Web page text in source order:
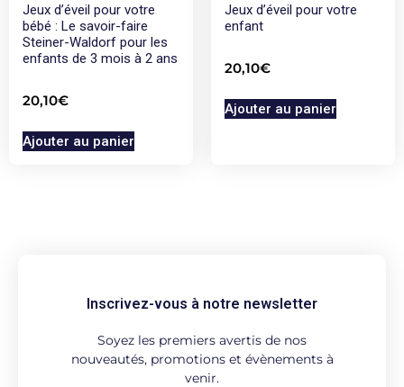
Jeux d’éveil pour votre
bébé : Le savoir-faire
Steiner-Waldorf pour les
enfants de 3 mois à 2 ans
20,10€
Ajouter au panier
Jeux d’éveil pour votre
enfant
20,10€
Ajouter au panier
Inscrivez-vous à notre newsletter
Soyez les premiers avertis de nos
nouveautés, promotions et évènements à
venir.